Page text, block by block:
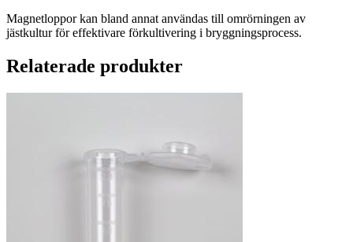
Magnetloppor kan bland annat användas till omrörningen av
jästkultur för effektivare förkultivering i bryggningsprocess.
Relaterade produkter